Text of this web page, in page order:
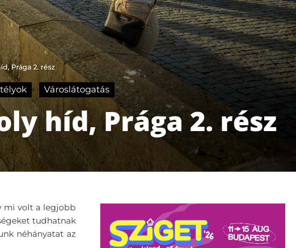
Prága 2. rész
Városlátogatás
híd, Prága 2. rész
mi volt a legjobb
tudhatnak
néhányatat az